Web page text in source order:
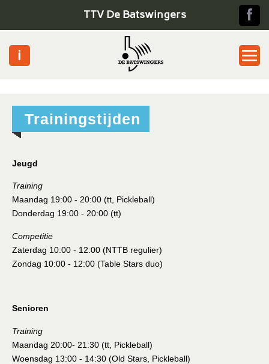
TTV De Batswingers
Senioren
Pickle ball
Toernooien
Informatie
Sponsoring
Trainingstijden
Jeugd
Training
Maandag 19:00 - 20:00 (tt, Pickleball)
Donderdag 19:00 - 20:00 (tt)
Competitie
Zaterdag 10:00 - 12:00 (NTTB regulier)
Zondag 10:00 - 12:00 (Table Stars duo)
Senioren
Training
Maandag 20:00- 21:30 (tt, Pickleball)
Woensdag 13:00 - 14:30 (Old Stars, Pickleball)